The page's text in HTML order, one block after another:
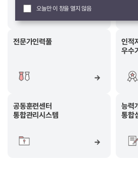
오늘만 이 창을 열지 않음
전문가인력풀
인적
우수
공동훈련센터
통합관리시스템
능력
통합